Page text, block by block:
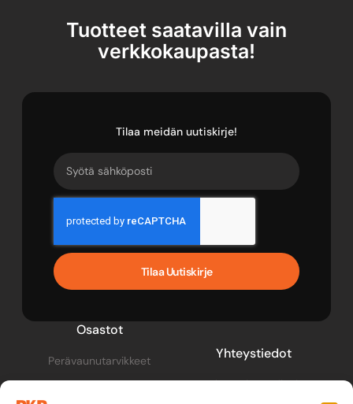
Tuotteet saatavilla vain
verkkokaupasta!
Tilaa meidän uutiskirje!
Tilaa Uutiskirje
Osastot
Perävaunutarvikkeet
Yhteystiedot
pkp@pkptarvike.fi